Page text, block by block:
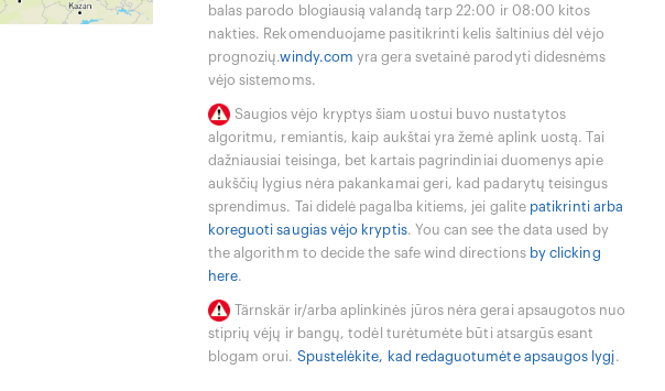
balas parodo blogiausią valandą tarp 22:00 ir 08:00 kitos
nakties. Rekomenduojame pasitikrinti kelis šaltinius dėl vėjo
prognozių.windy.com yra gera svetainė parodyti didesnėms
vėjo sistemoms.
Saugios vėjo kryptys šiam uostui buvo nustatytos
algoritmu, remiantis, kaip aukštai yra žemė aplink uostą. Tai
dažniausiai teisinga, bet kartais pagrindiniai duomenys apie
aukščių lygius nėra pakankamai geri, kad padarytų teisingus
sprendimus. Tai didelė pagalba kitiems, jei galite patikrinti arba
koreguoti saugias vėjo kryptis. You can see the data used by
the algorithm to decide the safe wind directions by clicking
here.
Tärnskär ir/arba aplinkinės jūros nėra gerai apsaugotos nuo
stiprių vėjų ir bangų, todėl turėtumėte būti atsargūs esant
blogam orui. Spustelėkite, kad redaguotumėte apsaugos lygį.